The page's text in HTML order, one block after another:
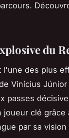
du
l'une des plus
Vinícius
passes
clé
par sa vision